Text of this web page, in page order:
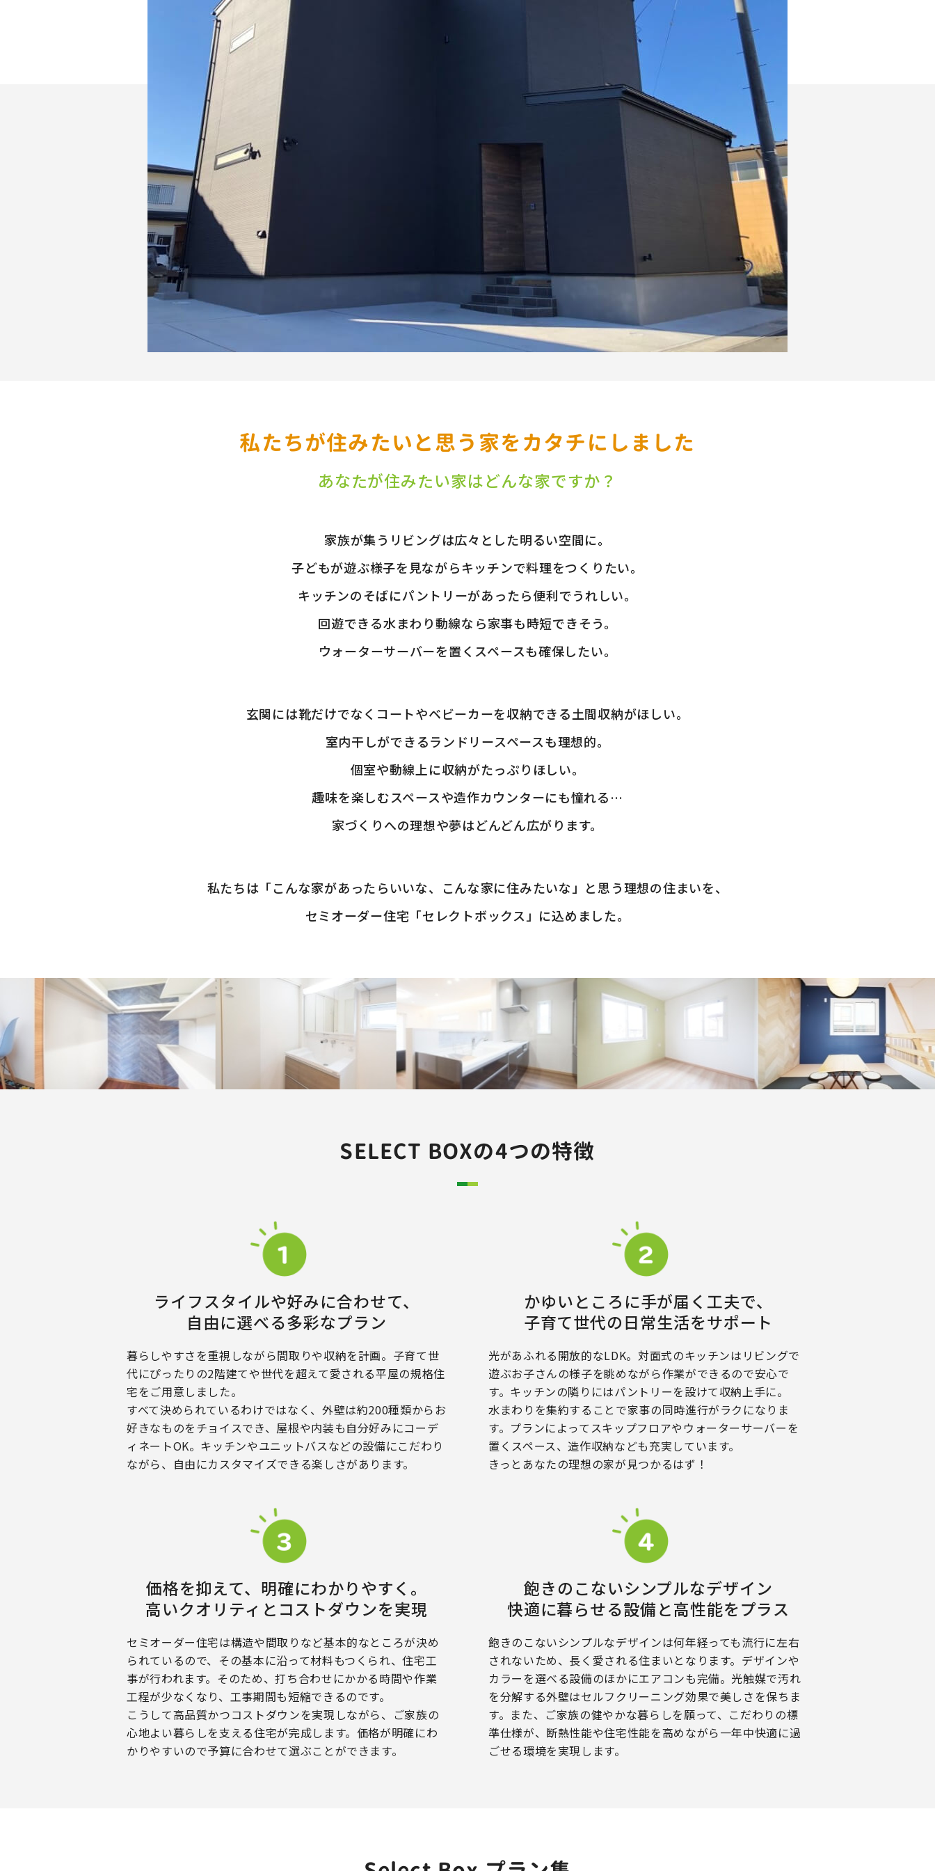
私たちが住みたいと思う家をカタチにしました
あなたが住みたい家はどんな家ですか？
家族が集うリビングは広々とした明るい空間に。
子どもが遊ぶ様子を見ながらキッチンで料理をつくりたい。
キッチンのそばにパントリーがあったら便利でうれしい。
回遊できる水まわり動線なら家事も時短できそう。
ウォーターサーバーを置くスペースも確保したい。
玄関には靴だけでなくコートやベビーカーを収納できる土間収納がほしい。
室内干しができるランドリースペースも理想的。
個室や動線上に収納がたっぷりほしい。
趣味を楽しむスペースや造作カウンターにも憧れる…
家づくりへの理想や夢はどんどん広がります。
私たちは「こんな家があったらいいな、こんな家に住みたいな」と思う理想の住まいを、
セミオーダー住宅「セレクトボックス」に込めました。
SELECT BOXの4つの特徴
ライフスタイルや好みに合わせて、
自由に選べる多彩なプラン
暮らしやすさを重視しながら間取りや収納を計画。子育て世
代にぴったりの2階建てや世代を超えて愛される平屋の規格住
宅をご用意しました。
すべて決められているわけではなく、外壁は約200種類からお
好きなものをチョイスでき、屋根や内装も自分好みにコーデ
ィネートOK。キッチンやユニットバスなどの設備にこだわり
ながら、自由にカスタマイズできる楽しさがあります。
かゆいところに手が届く工夫で、
子育て世代の日常生活をサポート
光があふれる開放的なLDK。対面式のキッチンはリビングで
遊ぶお子さんの様子を眺めながら作業ができるので安心で
す。キッチンの隣りにはパントリーを設けて収納上手に。
水まわりを集約することで家事の同時進行がラクになりま
す。プランによってスキップフロアやウォーターサーバーを
置くスペース、造作収納なども充実しています。
きっとあなたの理想の家が見つかるはず！
価格を抑えて、 明確にわかりやすく。
高いクオリティと コストダウンを実現
セミオーダー住宅は構造や間取りなど基本的なところが決め
られているので、その基本に沿って材料もつくられ、住宅工
事が行われます。そのため、打ち合わせにかかる時間や作業
工程が少なくなり、工事期間も短縮できるのです。
こうして高品質かつコストダウンを実現しながら、ご家族の
心地よい暮らしを支える住宅が完成します。価格が明確にわ
かりやすいので予算に合わせて選ぶことができます。
飽きのこないシンプルなデザイン
快適に暮らせる設備と高性能をプラス
飽きのこないシンプルなデザインは何年経っても流行に左右
されないため、長く愛される住まいとなります。デザインや
カラーを選べる設備のほかにエアコンも完備。光触媒で汚れ
を分解する外壁はセルフクリーニング効果で美しさを保ちま
す。また、ご家族の健やかな暮らしを願って、こだわりの標
準仕様が、断熱性能や住宅性能を高めながら一年中快適に過
ごせる環境を実現します。